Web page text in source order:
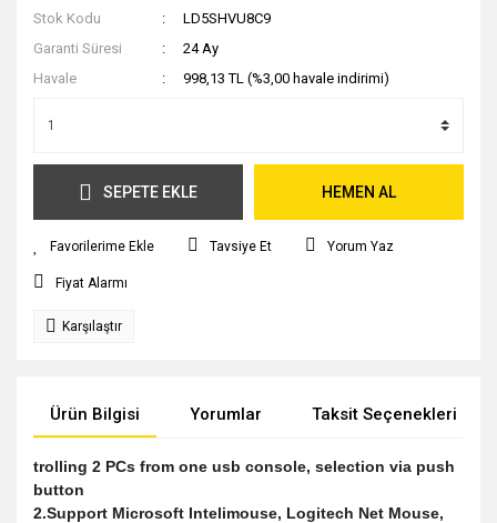
Stok Kodu
LD5SHVU8C9
Garanti Süresi
24 Ay
Havale
998,13 TL (%3,00 havale indirimi)
SEPETE EKLE HEMEN AL
Tavsiye Et Yorum Yaz
Fiyat Alarmı
Karşılaştır
Ürün Bilgisi Yorumlar Taksit Seçenekleri
trolling 2 PCs from one usb console, selection via push
button
2.Support Microsoft Intelimouse, Logitech Net Mouse,